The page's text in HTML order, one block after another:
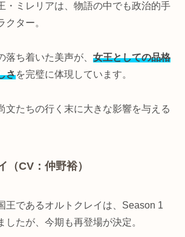
・ミレリアは、物語の中でも政治的手
クター。
落ち着いた美声が、 女王としての品格
さを完璧に体現しています。
文たちの行く末に大きな影響を与える
（CV：仲野裕）
王であるオルトクレイは、Season 1
したが、今期も再登場が決定。